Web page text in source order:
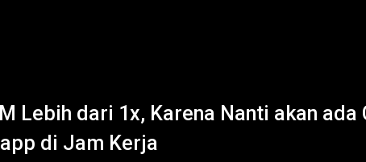
Lebih dari 1x, Karena Nanti akan ada
di Jam Kerja